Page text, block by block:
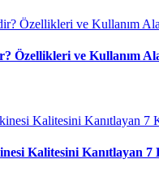
Özellikleri ve Kullanım
Kalitesini Kanıtlayan